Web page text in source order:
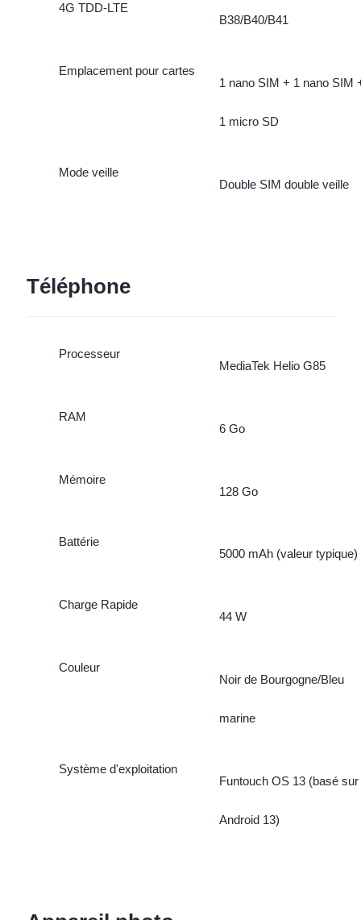
4G TDD-LTE
B38/B40/B41
Emplacement pour cartes
1 nano SIM + 1 nano SIM
1 micro SD
Mode veille
Double SIM double veille
Téléphone
Processeur
MediaTek Helio G85
RAM
6 Go
Mémoire
128 Go
Battérie
5000 mAh (valeur typique)
Charge Rapide
44 W
Couleur
Noir de Bourgogne/Bleu
marine
Système d'exploitation
Funtouch OS 13 (basé sur
Android 13)